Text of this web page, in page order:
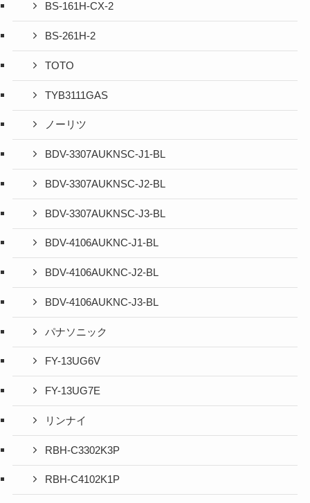
BS-161H-CX-2
BS-261H-2
TOTO
TYB3111GAS
ノーリツ
BDV-3307AUKNSC-J1-BL
BDV-3307AUKNSC-J2-BL
BDV-3307AUKNSC-J3-BL
BDV-4106AUKNC-J1-BL
BDV-4106AUKNC-J2-BL
BDV-4106AUKNC-J3-BL
パナソニック
FY-13UG6V
FY-13UG7E
リンナイ
RBH-C3302K3P
RBH-C4102K1P